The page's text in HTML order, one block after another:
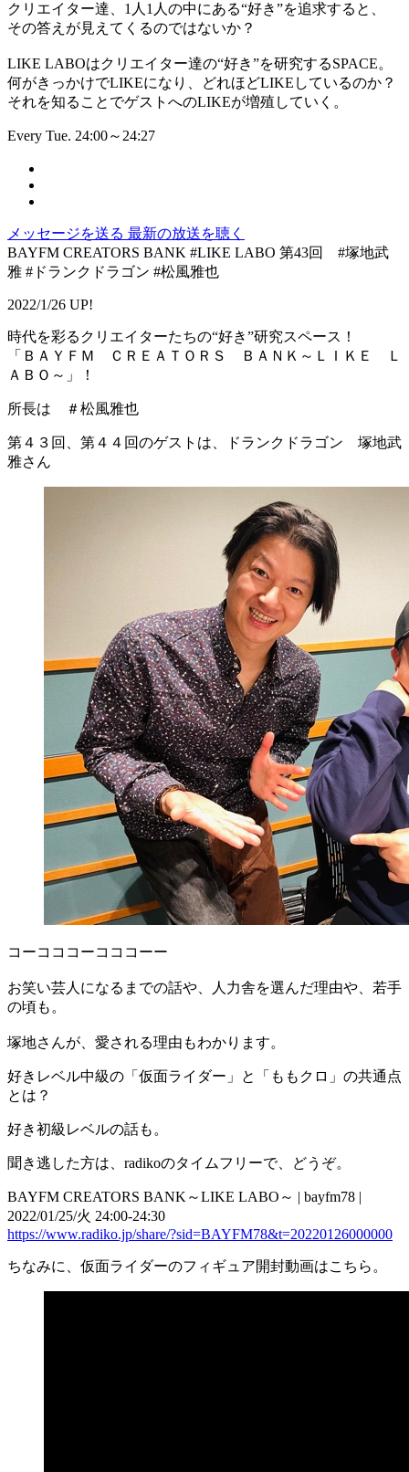
クリエイター達、1人1人の中にある“好き”を追求すると、
その答えが見えてくるのではないか？
LIKE LABOはクリエイター達の“好き”を研究するSPACE。
何がきっかけでLIKEになり、どれほどLIKEしているのか？
それを知ることでゲストへのLIKEが増殖していく。
Every Tue. 24:00～24:27
メッセージを送る 最新の放送を聴く
BAYFM CREATORS BANK #LIKE LABO 第43回 #塚地武
雅 #ドランクドラゴン #松風雅也
2022/1/26 UP!
時代を彩るクリエイターたちの“好き”研究スペース！
「ＢＡＹＦＭ ＣＲＥＡＴＯＲＳ ＢＡＮＫ～ＬＩＫＥ Ｌ
ＡＢＯ～」！
所長は ＃松風雅也
第４３回、第４４回のゲストは、ドランクドラゴン 塚地武
雅さん
コーコココーコココーー
お笑い芸人になるまでの話や、人力舎を選んだ理由や、若手
の頃も。
塚地さんが、愛される理由もわかります。
好きレベル中級の「仮面ライダー」と「ももクロ」の共通点
とは？
好き初級レベルの話も。
聞き逃した方は、radikoのタイムフリーで、どうぞ。
BAYFM CREATORS BANK～LIKE LABO～ | bayfm78 |
2022/01/25/火 24:00-24:30
https://www.radiko.jp/share/?sid=BAYFM78&t=20220126000000
ちなみに、仮面ライダーのフィギュア開封動画はこちら。